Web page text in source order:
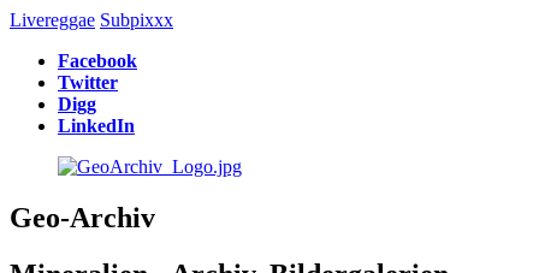
Livereggae Subpixxx
Facebook
Twitter
Digg
LinkedIn
Geo-Archiv